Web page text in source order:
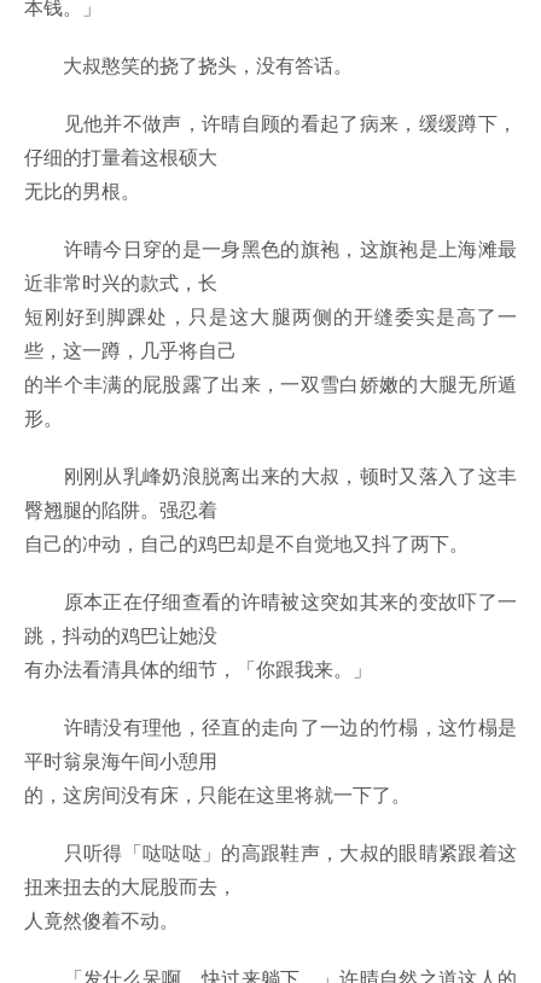
本钱。」
大叔憨笑的挠了挠头，没有答话。
见他并不做声，许晴自顾的看起了病来，缓缓蹲下，
仔细的打量着这根硕大
无比的男根。
许晴今日穿的是一身黑色的旗袍，这旗袍是上海滩最
近非常时兴的款式，长
短刚好到脚踝处，只是这大腿两侧的开缝委实是高了一
些，这一蹲，几乎将自己
的半个丰满的屁股露了出来，一双雪白娇嫩的大腿无所遁
形。
刚刚从乳峰奶浪脱离出来的大叔，顿时又落入了这丰
臀翘腿的陷阱。强忍着
自己的冲动，自己的鸡巴却是不自觉地又抖了两下。
原本正在仔细查看的许晴被这突如其来的变故吓了一
跳，抖动的鸡巴让她没
有办法看清具体的细节，「你跟我来。」
许晴没有理他，径直的走向了一边的竹榻，这竹榻是
平时翁泉海午间小憩用
的，这房间没有床，只能在这里将就一下了。
只听得「哒哒哒」的高跟鞋声，大叔的眼睛紧跟着这
扭来扭去的大屁股而去，
人竟然傻着不动。